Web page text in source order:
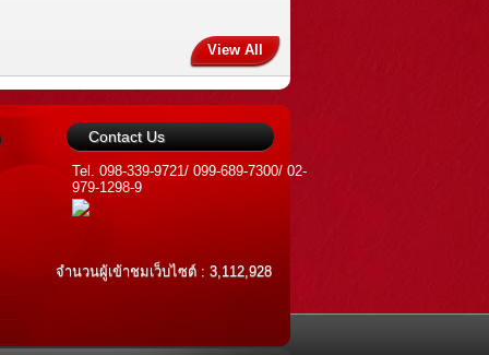
View All
Contact Us
Tel. 098-339-9721/ 099-689-7300/ 02-
979-1298-9
จำนวนผู้เข้าชมเว็บไซต์ : 3,112,928